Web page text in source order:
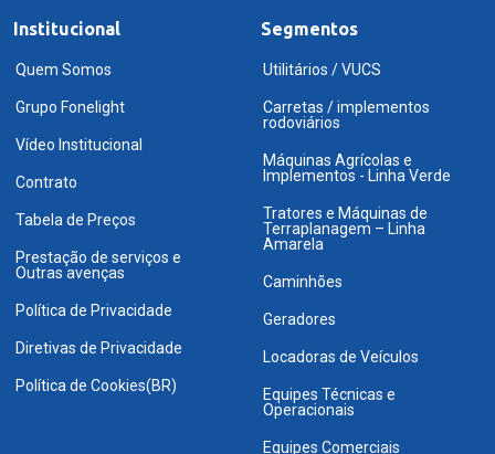
Institucional
Quem Somos
Grupo Fonelight
Vídeo Institucional
Contrato
Tabela de Preços
Prestação de serviços e
Outras avenças
Política de Privacidade
Diretivas de Privacidade
Política de Cookies(BR)
Segmentos
Utilitários / VUCS
Carretas / implementos
rodoviários
Máquinas Agrícolas e
Implementos - Linha Verde
Tratores e Máquinas de
Terraplanagem – Linha
Amarela
Caminhões
Geradores
Locadoras de Veículos
Equipes Técnicas e
Operacionais
Equipes Comerciais